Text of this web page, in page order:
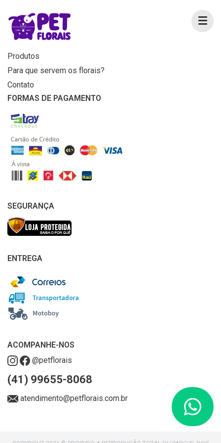
MENU
Home
Produtos
Para que servem os florais?
Contato
FORMAS DE PAGAMENTO
SEGURANÇA
ENTREGA
ACOMPANHE-NOS
@petflorais
(41) 99655-8068
atendimento@petflorais.com.br